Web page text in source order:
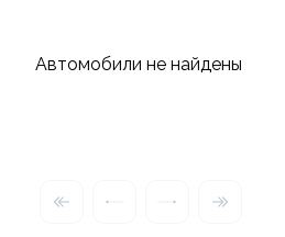
Автомобили не найдены